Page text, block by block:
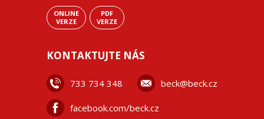
ONLINE
VERZE
PDF
VERZE
KONTAKTUJTE NÁS
733 734 348 beck@beck.cz
facebook.com/beck.cz